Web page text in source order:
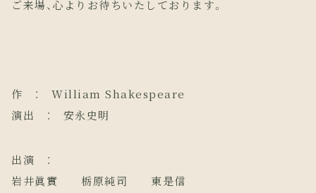
ご来場、心よりお待ちいたしております。
作 ： William Shakespeare
演出 ： 安永史明
出演 ：
岩井眞實 栃原純司 東是信